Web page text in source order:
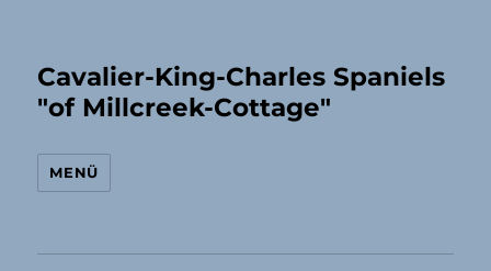
Cavalier-King-Charles Spaniels
"of Millcreek-Cottage"
MENÜ